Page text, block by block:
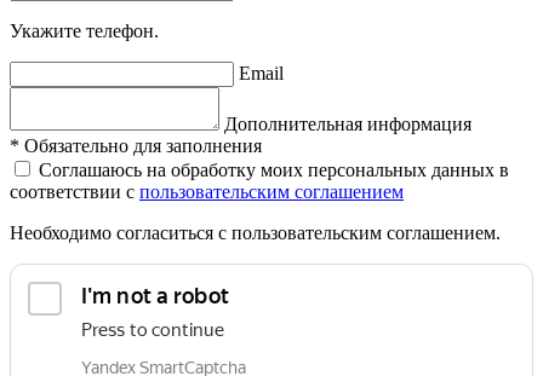
Укажите телефон.
Email
Дополнительная информация
* Обязательно для заполнения
Соглашаюсь на обработку моих персональных данных в
соответствии с пользовательским соглашением
Необходимо согласиться с пользовательским соглашением.